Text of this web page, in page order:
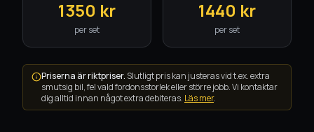
1350 kr
per set
1440 kr
per set
Priserna är riktpriser. Slutligt pris kan justeras vid t.ex. extra
smutsig bil, fel vald fordonsstorlek eller större jobb. Vi kontaktar
dig alltid innan något extra debiteras. Läs mer.